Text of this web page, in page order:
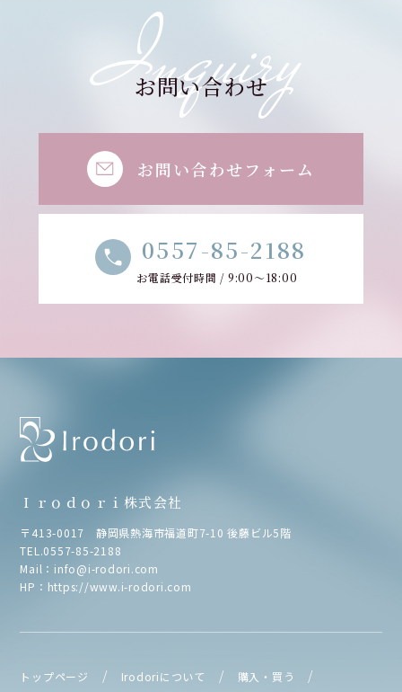
お問い合わせ
Inquiry
お問い合わせフォーム
0557-85-2188
お電話受付時間 / 9:00～18:00
Ｉｒｏｄｏｒｉ株式会社
〒413-0017 静岡県熱海市福道町7-10 後藤ビル5階
TEL.0557-85-2188
Mail： info@i-rodori.com
HP： https://www.i-rodori.com
トップページ Irodoriについて 購入・買う